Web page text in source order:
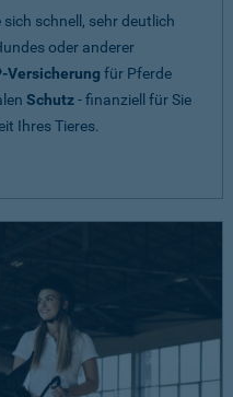
schnell, sehr deutlich
oder anderer
Versicherung für Pferde
Schutz- finanziell für Sie
Ihres Tieres.